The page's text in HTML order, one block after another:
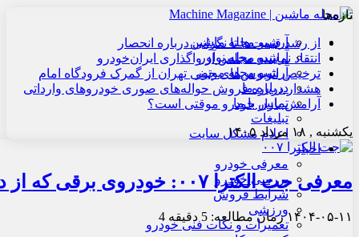
آرشیو مجله ماشین
آرشیو مجله نوآور
آرشیو مجله موتور
درباره ما
تماس با ما
تبلیغات
اعلام مشکل سایت
اخبار
معرفی خودرو
بررسی خودرو
شرایط فروش
ورزشی
تعمیرات و نکات فنی خودرو
تازه‌ها
از رشد قیمت‌ها تا نگرانی درباره انحصار
انتقاد نماینده مجلس از واگذاری ایران‌خودرو
ترخیص اتوبوس‌های چینی تهران از گمرک فرودگاه امام
هشدار درباره فروش حواله‌های صوری خودروهای وارداتی
آرامش بازار خودرو موقتی است؟
یکشنبه , ۱۸ مرداد ۱۴۰۵
معرفی جت الکترا ۰۰۷: خودروی برقی که از دل بحران انرژی
۱۴۰۴-۰۵-۱۱زمان مطالعه: 5 دقیقه